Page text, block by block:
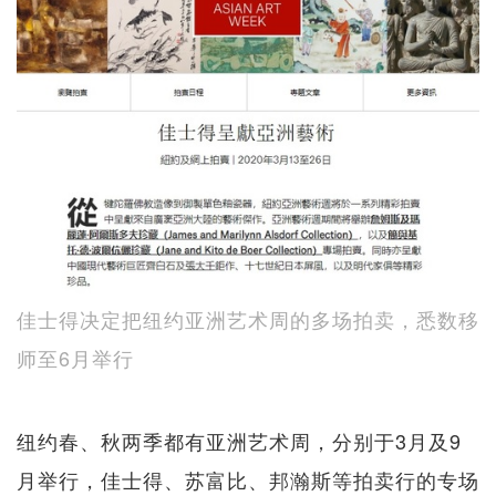
佳士得决定把纽约亚洲艺术周的多场拍卖，悉数移
师至6月举行
纽约春、秋两季都有亚洲艺术周，分别于3月及9
月举行，佳士得、苏富比、邦瀚斯等拍卖行的专场